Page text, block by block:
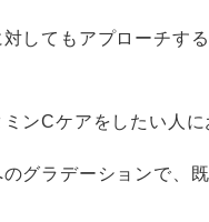
してもアプローチす
ンCケアをしたい人に
グラデーションで、